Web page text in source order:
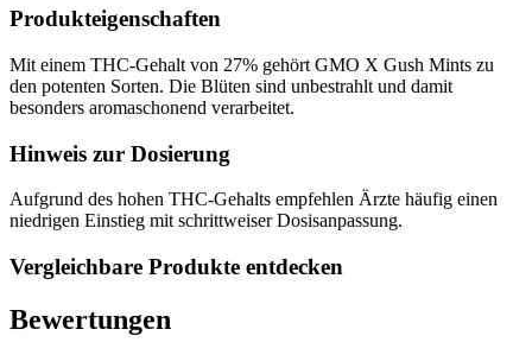
Produkteigenschaften
Mit einem THC-Gehalt von 27% gehört GMO X Gush Mints zu
den potenten Sorten. Die Blüten sind unbestrahlt und damit
besonders aromaschonend verarbeitet.
Hinweis zur Dosierung
Aufgrund des hohen THC-Gehalts empfehlen Ärzte häufig einen
niedrigen Einstieg mit schrittweiser Dosisanpassung.
Vergleichbare Produkte entdecken
Bewertungen